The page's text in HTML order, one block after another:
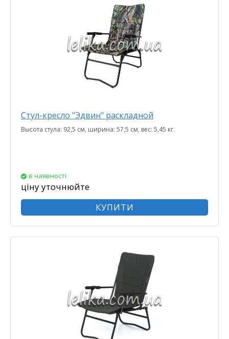
Стул-кресло "Эдвин" раскладной
Высота стула: 92,5 см, ширина: 57,5 см, вес: 5,45 кг.
в наявності
ціну уточнюйте
КУПИТИ